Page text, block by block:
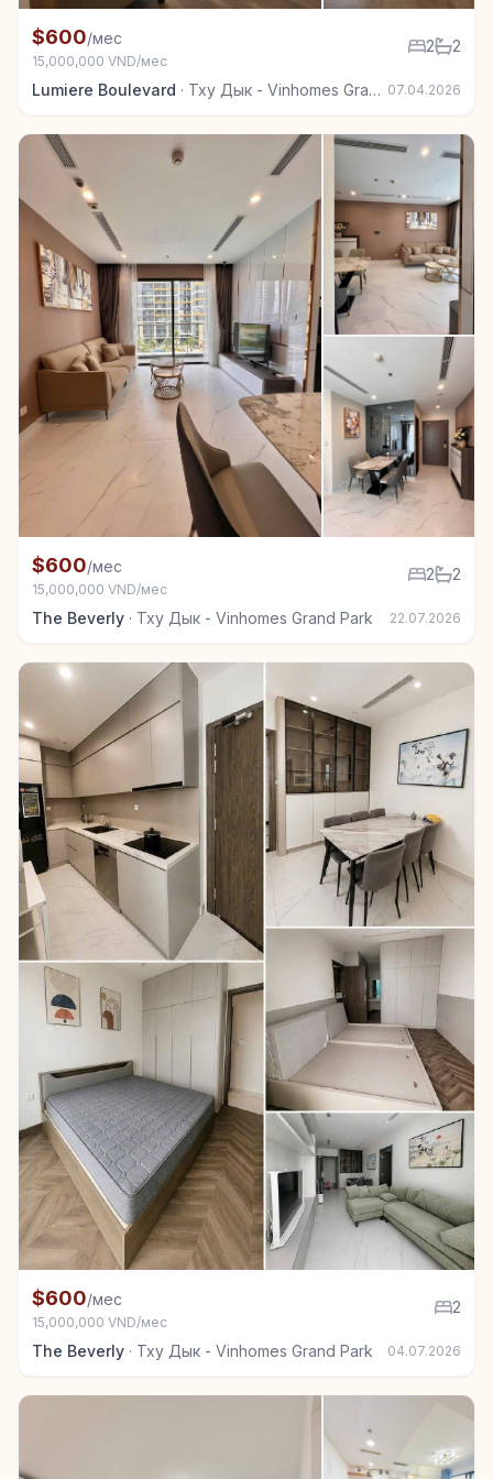
Квартира в аренду в Тху Дык - Vinhomes Grand
$600/мес
15,000,000 VND/мес
2 2
Lumiere Boulevard · Тху Дык - Vinhomes Grand Park 07.04.2026
Квартира в аренду в Тху Дык - Vinhomes Grand
$600/мес
15,000,000 VND/мес
2 2
The Beverly · Тху Дык - Vinhomes Grand Park 22.07.2026
Квартира в аренду в Тху Дык - Vinhomes Grand
$600/мес
15,000,000 VND/мес
2
The Beverly · Тху Дык - Vinhomes Grand Park 04.07.2026